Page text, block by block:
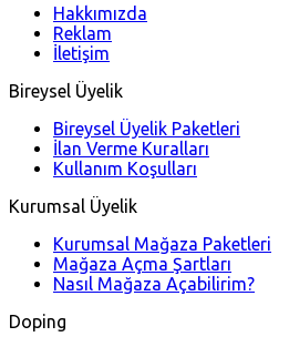
Hakkımızda
Reklam
İletişim
Bireysel Üyelik
Bireysel Üyelik Paketleri
İlan Verme Kuralları
Kullanım Koşulları
Kurumsal Üyelik
Kurumsal Mağaza Paketleri
Mağaza Açma Şartları
Nasıl Mağaza Açabilirim?
Doping